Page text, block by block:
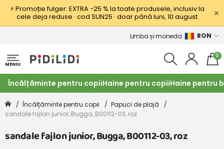
⚡ Promoție fulger: EXTRA −25 % la toate produsele, inclusiv la
cele deja reduse · cod SUN25 · doar până luni, 10 august
Limba și moneda RON
MENIU
0
Încălțăminte pentru copiiHaine pentru copiiHaine pentru
Încălțăminte pentru copii
Papuci de plajă
sandale fajlon junior, Bugga, B00112-03, roz
sandale fajlon junior, Bugga, B00112-03, roz